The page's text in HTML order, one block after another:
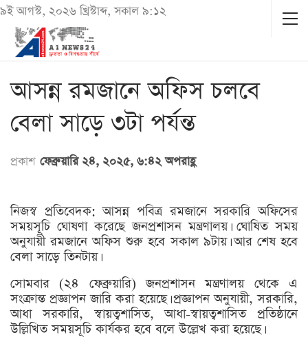
৯ই আগস্ট, ২০২৬ খ্রিস্টাব্দ, সকাল ৯:১২
আসন্ন রমজানে অফিস চলবে
বেলা সাড়ে ৩টা পর্যন্ত
প্রকাশ ফেব্রুয়ারি ২৪, ২০২৫, ৬:৪২ অপরাহ্ণ
নিজস্ব প্রতিবেদক: আসন্ন পবিত্র রমজানে সরকারি অফিসের
সময়সূচি ঘোষণা করেছে জনপ্রশাসন মন্ত্রণালয়। ঘোষিত সময়
অনুযায়ী রমজানে অফিস শুরু হবে সকাল ৯টায়। আর শেষ হবে
বেলা সাড়ে তিনটায়।
সোমবার (২৪ ফেব্রুয়ারি) জনপ্রশাসন মন্ত্রণালয় থেকে এ
সংক্রান্ত প্রজ্ঞাপন জারি করা হয়েছে। প্রজ্ঞাপন অনুযায়ী, সরকারি,
আধা সরকারি, স্বায়ত্বশাসিত, আধা-স্বায়ত্বশাসিত প্রতিষ্ঠানে
উল্লিখিত সময়সূচি কার্যকর হবে বলে উল্লেখ করা হয়েছে।